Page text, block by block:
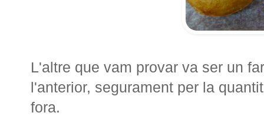
L'altre que vam provar va ser un
l'anterior, segurament per la
fora.